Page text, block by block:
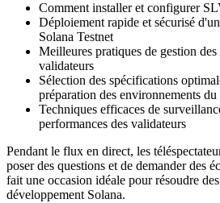
Comment installer et configurer
Déploiement rapide et sécurisé
Solana Testnet
Meilleures pratiques de gestion des
validateurs
Sélection des spécifications
préparation des environnements du
Techniques efficaces de
performances des validateurs
Pendant le flux en direct, les
poser des questions et de demander des
fait une occasion idéale pour résoudre
développement Solana.